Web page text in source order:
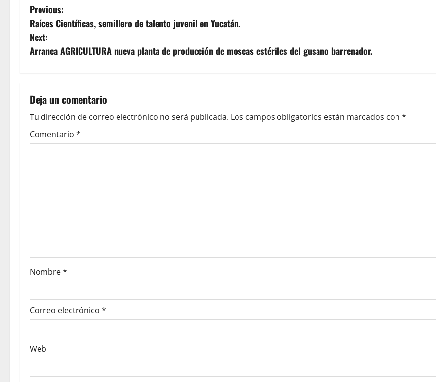
P
o
s
n
a
v
o
n
Previous:
Raíces Científicas, semillero de talento juvenil en Yucatán.
Next:
Arranca AGRICULTURA nueva planta de producción de moscas estériles del gusano barrenador.
Deja un comentario
Tu dirección de correo electrónico no será publicada. Los campos obligatorios están marcados con *
Comentario *
Nombre*
Correo electrónico *
Web